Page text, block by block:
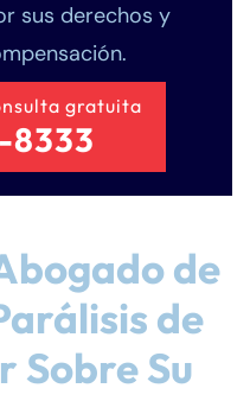
sus derechos y
gratuita
8333
de
de
Sobre Su